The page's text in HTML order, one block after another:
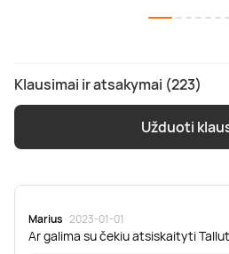
Klausimai ir atsakymai (223)
Užduoti
Marius · 2023-01-01
Ar galima su čekiu atsiskaityti